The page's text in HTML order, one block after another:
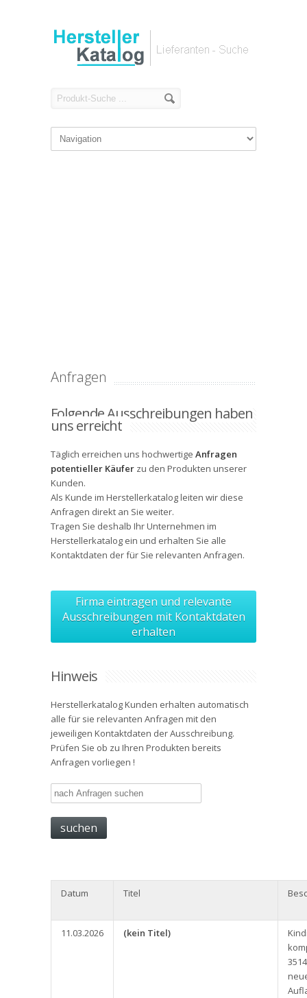
Anfragen
Folgende Ausschreibungen haben
uns erreicht
Täglich erreichen uns hochwertige Anfragen
potentieller Käufer zu den Produkten unserer
Kunden.
Als Kunde im Herstellerkatalog leiten wir diese
Anfragen direkt an Sie weiter.
Tragen Sie deshalb Ihr Unternehmen im
Herstellerkatalog ein und erhalten Sie alle
Kontaktdaten der für Sie relevanten Anfragen.
Firma eintragen und relevante
Ausschreibungen mit Kontaktdaten
erhalten
Hinweis
Herstellerkatalog Kunden erhalten automatisch
alle für sie relevanten Anfragen mit den
jeweiligen Kontaktdaten der Ausschreibung.
Prüfen Sie ob zu Ihren Produkten bereits
Anfragen vorliegen !
Datum Titel
11.03.2026 (kein Titel)